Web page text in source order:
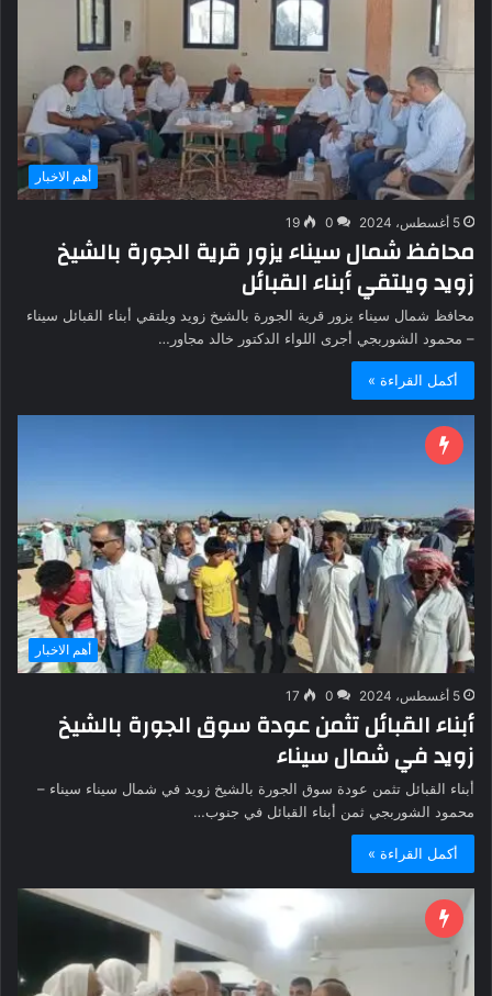
أهم الاخبار
5 أغسطس، 2024 0
19
محافظ شمال سيناء يزور قرية الجورة بالشيخ
زويد ويلتقي أبناء القبائل
محافظ شمال سيناء يزور قرية الجورة بالشيخ زويد ويلتقي أبناء القبائل سيناء
– محمود الشوربجي أجرى اللواء الدكتور خالد مجاور…
أكمل القراءة »
أهم الاخبار
5 أغسطس، 2024 0
17
أبناء القبائل تثمن عودة سوق الجورة بالشيخ
زويد في شمال سيناء
أبناء القبائل تثمن عودة سوق الجورة بالشيخ زويد في شمال سيناء سيناء –
محمود الشوربجي ثمن أبناء القبائل في جنوب…
أكمل القراءة »